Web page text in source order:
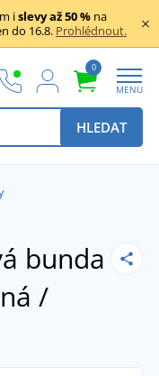
islevy až 50 % na
do 16.8. Prohlédnout.
0
MENU
HLEDAT
bunda
/